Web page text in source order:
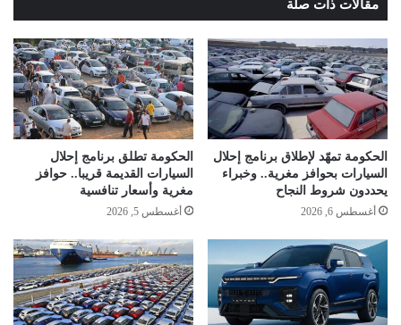
مقالات ذات صلة
الحكومة تمهّد لإطلاق برنامج إحلال
السيارات بحوافز مغرية.. وخبراء
يحددون شروط النجاح
أغسطس 6, 2026
الحكومة تطلق برنامج إحلال
السيارات القديمة قريبا.. حوافز
مغرية وأسعار تنافسية
أغسطس 5, 2026